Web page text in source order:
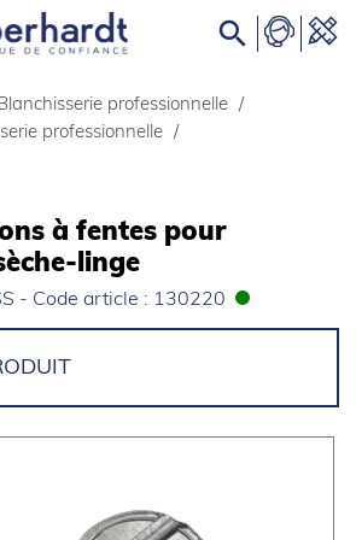

professionnelle /
professionnelle /
à fentes pour
linge
- Code article : 130220